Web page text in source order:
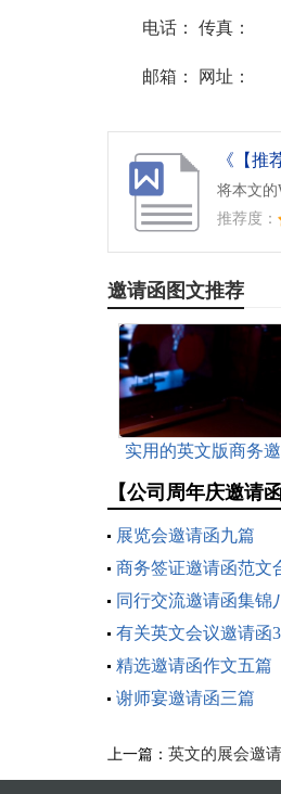
电话： 传真：
邮箱： 网址：
《【推
将本文的
推荐度：
邀请函图文推荐
实用的英文版商务邀
【公司周年庆邀请
展览会邀请函九篇
商务签证邀请函范文
同行交流邀请函集锦
有关英文会议邀请函
精选邀请函作文五篇
谢师宴邀请函三篇
上一篇： 英文的展会邀